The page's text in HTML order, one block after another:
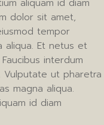
aliquam id diam
dolor sit amet,
tempor
aliqua. Et netus et
interdum
ut pharetra
magna aliqua.
id diam